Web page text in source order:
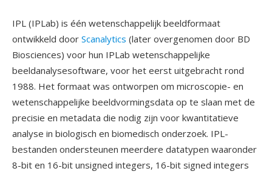
IPL (IPLab) is één wetenschappelijk beeldformaat
ontwikkeld door Scanalytics (later overgenomen door BD
Biosciences) voor hun IPLab wetenschappelijke
beeldanalysesoftware, voor het eerst uitgebracht rond
1988. Het formaat was ontworpen om microscopie- en
wetenschappelijke beeldvormingsdata op te slaan met de
precisie en metadata die nodig zijn voor kwantitatieve
analyse in biologisch en biomedisch onderzoek. IPL-
bestanden ondersteunen meerdere datatypen waaronder
8-bit en 16-bit unsigned integers, 16-bit signed integers